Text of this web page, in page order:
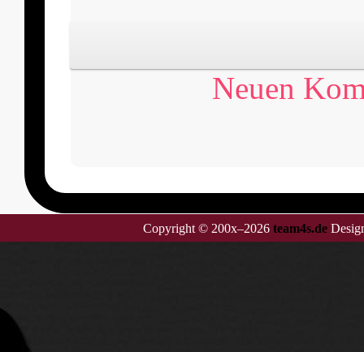
Neuen
Copyright © 200x–2026 team4s.de